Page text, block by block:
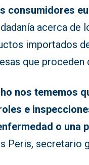
consumidores
acerca de
importados
que proceden
nos tememos
e
o una
Peris, secretario